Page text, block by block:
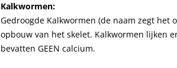
Kalkwormen:
Gedroogde Kalkwormen (de naam zegt het
opbouw van het skelet. Kalkwormen lijken
bevatten GEEN calcium.